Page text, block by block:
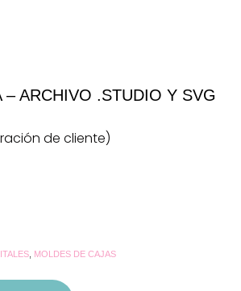
– ARCHIVO .STUDIO Y SVG
de cliente)
MOLDES DE CAJAS